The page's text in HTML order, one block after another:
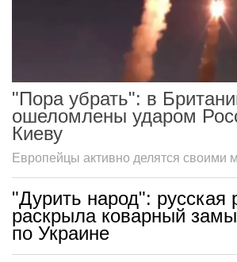
"Пора убрать": в
ошеломлены ударом
Киеву
Европейцы активно делятся своими
"Дурить народ": русская
раскрыла коварный
по Украине